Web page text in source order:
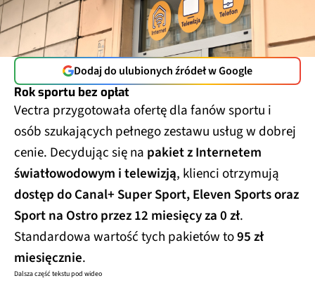
Dodaj do ulubionych źródeł w Google
Rok sportu bez opłat
Vectra przygotowała ofertę dla fanów sportu i
osób szukających pełnego zestawu usług w dobrej
cenie. Decydując się na pakiet z Internetem
światłowodowym i telewizją, klienci otrzymują
dostęp do Canal+ Super Sport, Eleven Sports oraz
Sport na Ostro przez 12 miesięcy za 0 zł.
Standardowa wartość tych pakietów to95 zł
miesięcznie.
Dalsza część tekstu pod wideo